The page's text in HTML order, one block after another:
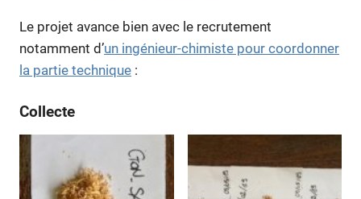
Le projet avance bien avec le recrutement
notamment d’un ingénieur-chimiste pour coordonner
la partie technique :
Collecte